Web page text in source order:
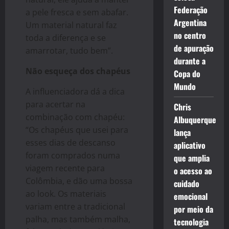
a pele fresca e sem abafar.
Um material natural faz
toda a diferença e se
amarrotar, tudo bem”.
Não esqueça dos chapéus
A influenciadora dá a dica
para acertar na
combinação com chapéu:
“Os chapéus que usei para
esses dias de descanso
foram comprados numa
viagem recente para
Colômbia, e dão uma bossa
ao look. Os materiais
variam entre a tradicional
palha, mas também malha,
Federação
Argentina
no centro
de apuração
durante a
Copa do
Mundo
Chris
Albuquerque
lança
aplicativo
que amplia
o acesso ao
cuidado
emocional
por meio da
tecnologia